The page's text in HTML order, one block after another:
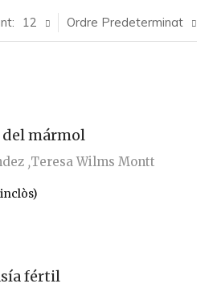
Ordre Predeterminat
12
mármol
Teresa Wilms Montt
fértil